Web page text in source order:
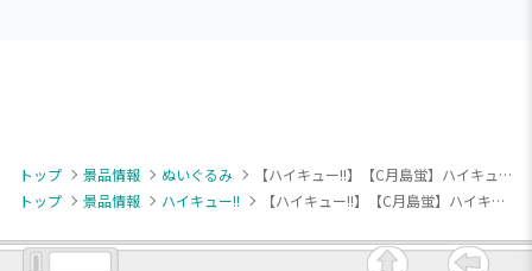
トップ 景品情報 ぬいぐるみ
【ハイキュー!!】【C月島蛍】ハイキュー!! ぬいぷりけmini1
トップ
景品情報 ハイキュー!! 【ハイキュー!!】【C月島蛍】ハイキュー!! ぬいぷりけmini1